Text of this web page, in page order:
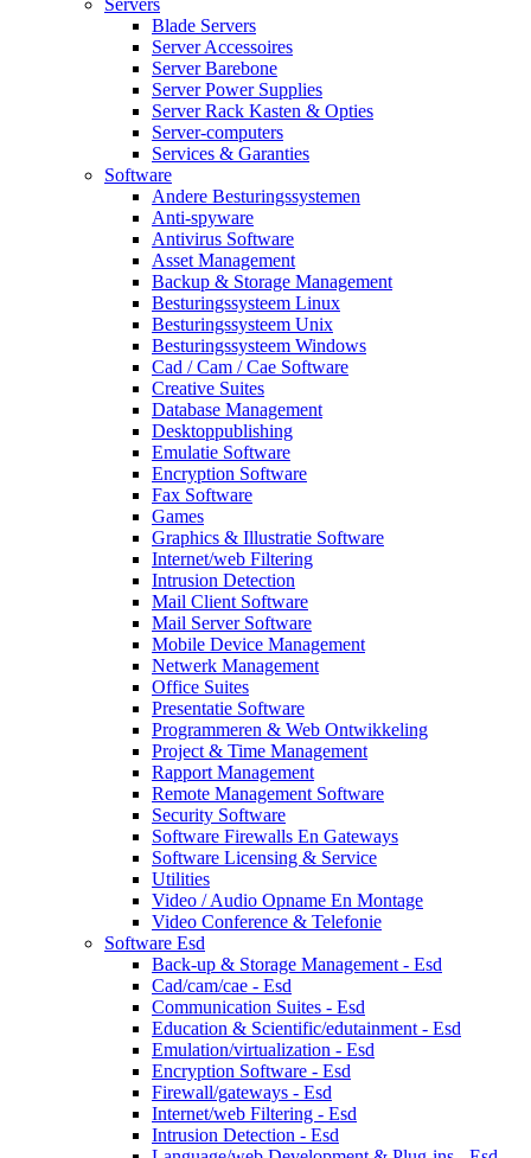
Blade Servers
Server Accessoires
Server Barebone
Server Power Supplies
Server Rack Kasten & Opties
Server-computers
Services & Garanties
Software
Andere Besturingssystemen
Anti-spyware
Antivirus Software
Asset Management
Backup & Storage Management
Besturingssysteem Linux
Besturingssysteem Unix
Besturingssysteem Windows
Cad / Cam / Cae Software
Creative Suites
Database Management
Desktoppublishing
Emulatie Software
Encryption Software
Fax Software
Games
Graphics & Illustratie Software
Internet/web Filtering
Intrusion Detection
Mail Client Software
Mail Server Software
Mobile Device Management
Netwerk Management
Office Suites
Presentatie Software
Programmeren & Web Ontwikkeling
Project & Time Management
Rapport Management
Remote Management Software
Security Software
Software Firewalls En Gateways
Software Licensing & Service
Utilities
Video / Audio Opname En Montage
Video Conference & Telefonie
Software Esd
Back-up & Storage Management - Esd
Cad/cam/cae - Esd
Communication Suites - Esd
Education & Scientific/edutainment - Esd
Emulation/virtualization - Esd
Encryption Software - Esd
Firewall/gateways - Esd
Internet/web Filtering - Esd
Intrusion Detection - Esd